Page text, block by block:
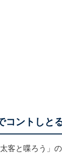
コントしと
客と喋ろう」